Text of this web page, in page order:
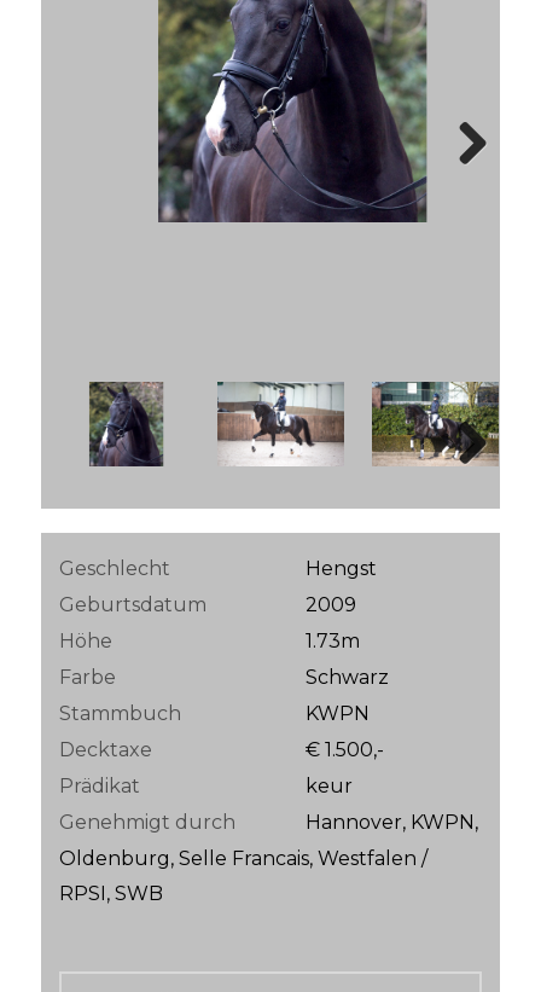
Next
Geschlecht
Hengst
Geburtsdatum
2009
Höhe
1.73m
Farbe
Schwarz
Stammbuch
KWPN
Decktaxe
€ 1.500,-
Prädikat
keur
Genehmigt durch
Hannover, KWPN,
Oldenburg, Selle Francais, Westfalen /
RPSI, SWB